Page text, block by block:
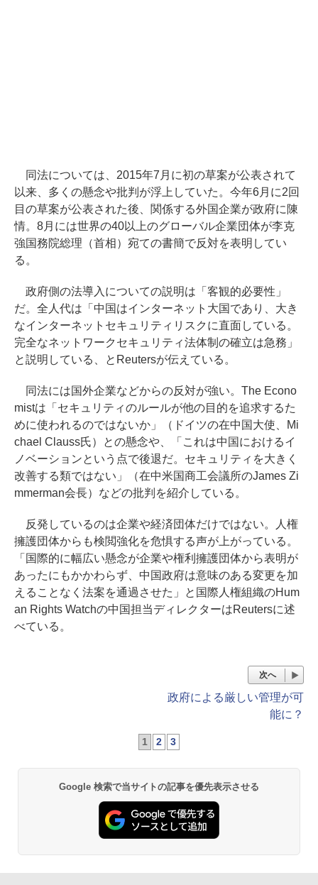
同法については、2015年7月に初の草案が公表されて
以来、多くの懸念や批判が浮上していた。今年6月に2回
目の草案が公表された後、関係する外国企業が政府に陳
情。8月には世界の40以上のグローバル企業団体が李克
強国務院総理（首相）宛ての書簡で反対を表明してい
る。
政府側の法導入についての説明は「客観的必要性」
だ。全人代は「中国はインターネット大国であり、大き
なインターネットセキュリティリスクに直面している。
完全なネットワークセキュリティ法体制の確立は急務」
と説明している、とReutersが伝えている。
同法には国外企業などからの反対が強い。The Econo
mistは「セキュリティのルールが他の目的を追求するた
めに使われるのではないか」（ドイツの在中国大使、Mi
chael Clauss氏）との懸念や、「これは中国におけるイ
ノベーションという点で後退だ。セキュリティを大きく
改善する類ではない」（在中米国商工会議所のJames Zi
mmerman会長）などの批判を紹介している。
反発しているのは企業や経済団体だけではない。人権
擁護団体からも検閲強化を危惧する声が上がっている。
「国際的に幅広い懸念が企業や権利擁護団体から表明が
あったにもかかわらず、中国政府は意味のある変更を加
えることなく法案を通過させた」と国際人権組織のHum
an Rights Watchの中国担当ディレクターはReutersに述
べている。
次へ
政府による厳しい管理が可
能に？
1 2 3
Google 検索で当サイトの記事を優先表示させる